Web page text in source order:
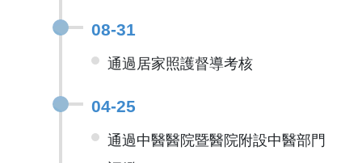
08-31
通過居家照護督導考核
04-25
通過中醫醫院暨醫院附設中醫部門